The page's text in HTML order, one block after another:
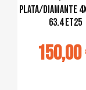
plata/diamante
63.4 ET25